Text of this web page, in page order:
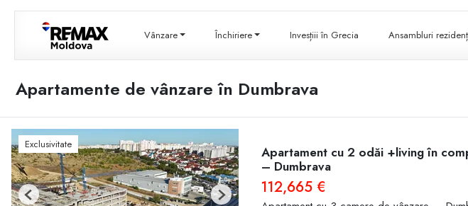
Vânzare Închiriere Invesțiii în Grecia Ansambluri
Apartamente de vânzare în Dumbrava
Exclusivitate
Previous Next
Apartament cu 2 odăi +living în
– Dumbrava
112,665 €